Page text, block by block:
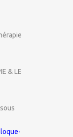
& LE